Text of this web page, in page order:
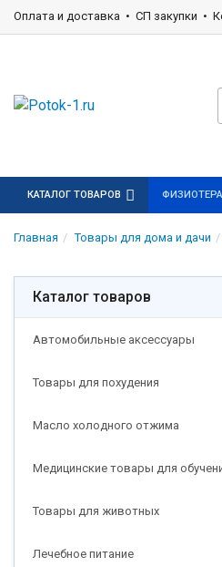
Оплата и доставка СП закупки
КАТАЛОГ ТОВАРОВ
Главная Товары для дома и дачи
Каталог товаров
Автомобильные аксессуары
Товары для похудения
Масло холодного отжима
Медицинские товары для
Товары для животных
Лечебное питание